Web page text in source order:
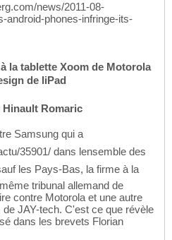
news/2011-08-
android-phones-infringe-its-
la tablette Xoom de Motorola
de liPad
Hinault Romaric
Samsung qui a
35901/ dans lensemble des
les Pays-Bas, la firme à la
tribunal allemand de
contre Motorola et une autre
JAY-tech. C'est ce que révèle
dans les brevets Florian